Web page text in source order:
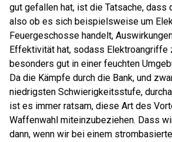
gut gefallen hat, ist die Tatsache, dass
also ob es sich beispielsweise um
Feuergeschosse handelt,
Effektivität hat, sodass Elektroangriffe
besonders gut in einer feuchten
Da die Kämpfe durch die Bank, und
niedrigsten Schwierigkeitsstufe,
ist es immer ratsam, diese Art des
Waffenwahl miteinzubeziehen. Dass
dann, wenn wir bei einem